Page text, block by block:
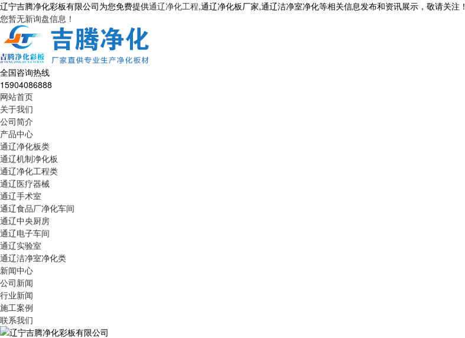
辽宁吉腾净化彩板有限公司为您免费提供通辽净化工程,通辽净化板厂家,通辽洁净室净化等相关信息发布和资讯展示，敬请关注！
您暂无新询盘信息！
全国咨询热线
15904086888
网站首页
关于我们
公司简介
产品中心
通辽净化板类
通辽机制净化板
通辽净化工程类
通辽医疗器械
通辽手术室
通辽食品厂净化车间
通辽中央厨房
通辽电子车间
通辽实验室
通辽洁净室净化类
新闻中心
公司新闻
行业新闻
施工案例
联系我们